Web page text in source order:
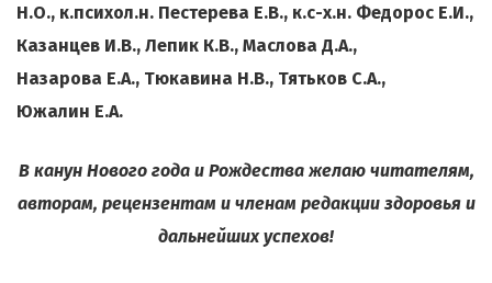
Н.О., к.психол.н. Пестерева Е.В., к.с-х.н. Федорос Е.И.,
Казанцев И.В., Лепик К.В., Маслова Д.А.,
Назарова Е.А., Тюкавина Н.В., Тятьков С.А.,
Южалин Е.А.
В канун Нового года и Рождества желаю читателям,
авторам, рецензентам и членам редакции здоровья и
дальнейших успехов!